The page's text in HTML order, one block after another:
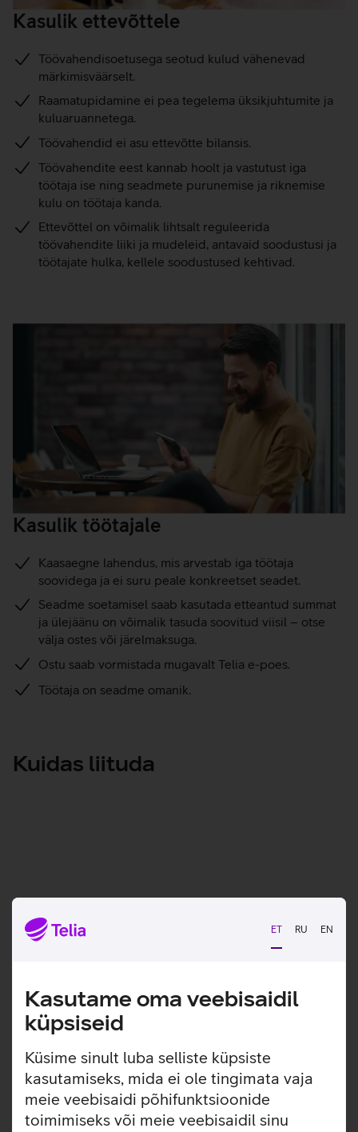
ET RU EN
Kasutame oma veebisaidil
küpsiseid
Küsime sinult luba selliste küpsiste
kasutamiseks, mida ei ole tingimata vaja
meie veebisaidi põhifunktsioonide
toimimiseks või meie veebisaidil sinu
Kasulik ettevõttele
Töövahendisoetusega seotud kulud vähenevad
märkimisväärselt.
Raamatupidamine ei pea tegelema üksikjuhtumite ja
kuluaruannetega.
Töövahendid ei asu ettevõtte bilansis.
Töövahendite eest kannab hoolt ja vastutust iga
töötaja ise ning seadmete purunemise ja riknemise
kulu on töötaja kanda.
Ettevõttel on võimalik lihtsalt reguleerida
töövahendite liiki ja mudeleid, antavaid soodustusi ja
töötajate hulka, kellele soodustused kehtivad.
Kasulik töötajale
Kaasaegne lahendus, mis arvestab iga töötaja
soovidega ja ei suru peale konkreetset seadet.
Seadme soetamisel saab kasutada etteantud summat
ja ülejäänu on võimalik tasuda soovitud viisil – otse
välja ostes või järelmaksuga.
Ostu saab vormistada mugavalt Telia e-poes.
Töötaja on seadme omanik.
Kuidas liituda
Sõlmi leping